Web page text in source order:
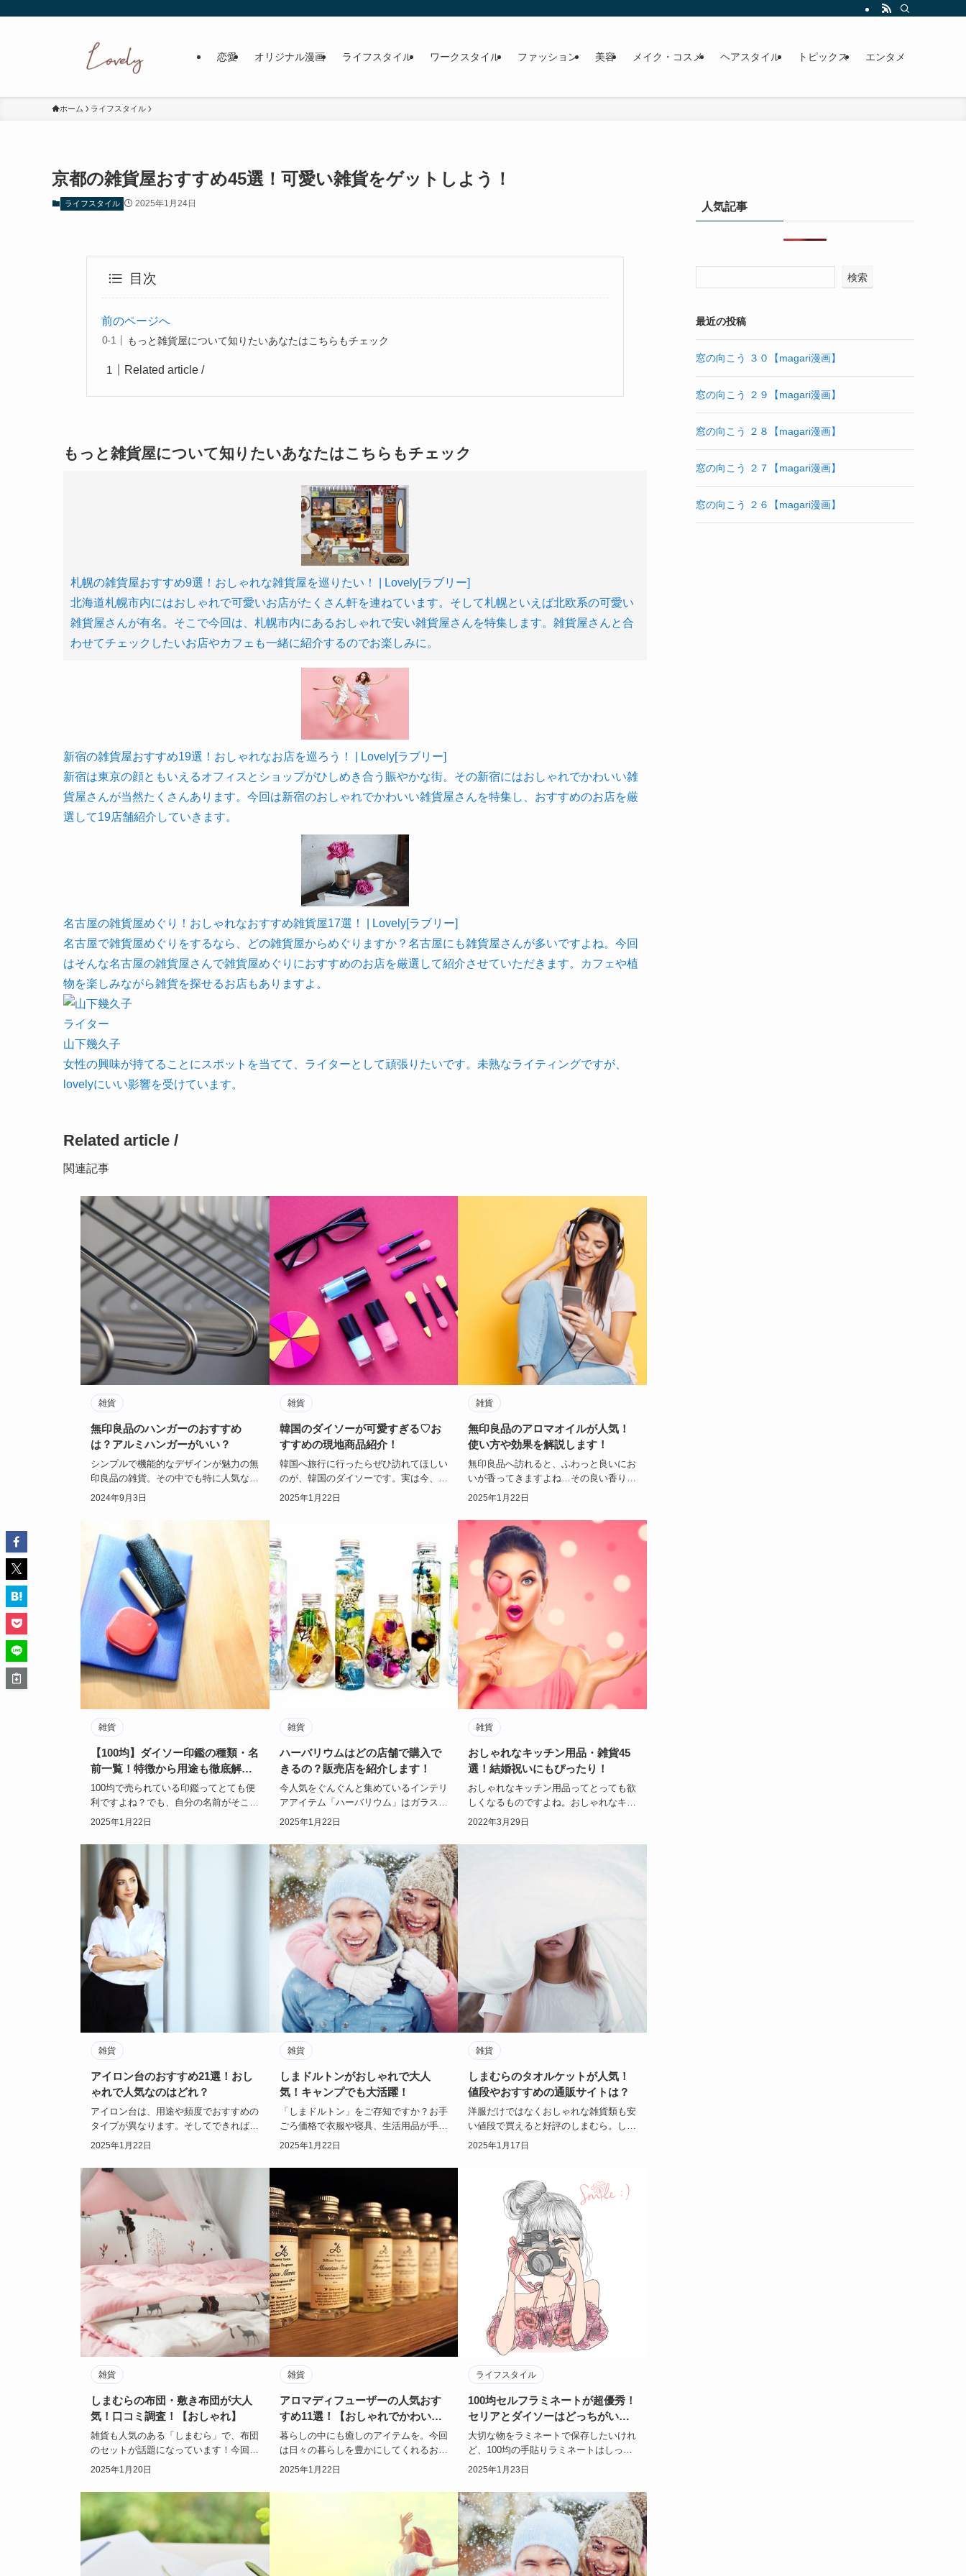
恋愛 オリジナル漫画 ライフスタイル ワークスタイル ファッション 美容 メイク・コスメ ヘアスタイル トピックス エンタメ
ホーム ライフスタイル
京都の雑貨屋おすすめ45選！可愛い雑貨をゲットしよう！
ライフスタイル 2025年1月24日
目次
前のページへ
もっと雑貨屋について知りたいあなたはこちらもチェック
Related article /
もっと雑貨屋について知りたいあなたはこちらもチェック
札幌の雑貨屋おすすめ9選！おしゃれな雑貨屋を巡りたい！ | Lovely[ラブリー]
北海道札幌市内にはおしゃれで可愛いお店がたくさん軒を連ねています。そして札幌といえば北欧系の可愛い
雑貨屋さんが有名。そこで今回は、札幌市内にあるおしゃれで安い雑貨屋さんを特集します。雑貨屋さんと合
わせてチェックしたいお店やカフェも一緒に紹介するのでお楽しみに。
新宿の雑貨屋おすすめ19選！おしゃれなお店を巡ろう！ | Lovely[ラブリー]
新宿は東京の顔ともいえるオフィスとショップがひしめき合う賑やかな街。その新宿にはおしゃれでかわいい雑
貨屋さんが当然たくさんあります。今回は新宿のおしゃれでかわいい雑貨屋さんを特集し、おすすめのお店を厳
選して19店舗紹介していきます。
名古屋の雑貨屋めぐり！おしゃれなおすすめ雑貨屋17選！ | Lovely[ラブリー]
名古屋で雑貨屋めぐりをするなら、どの雑貨屋からめぐりますか？名古屋にも雑貨屋さんが多いですよね。今回
はそんな名古屋の雑貨屋さんで雑貨屋めぐりにおすすめのお店を厳選して紹介させていただきます。カフェや植
物を楽しみながら雑貨を探せるお店もありますよ。
ライター
山下幾久子
女性の興味が持てることにスポットを当てて、ライターとして頑張りたいです。未熟なライティングですが、
lovelyにいい影響を受けています。
Related article /
関連記事
雑貨
無印良品のハンガーのおすすめ
は？アルミハンガーがいい？
シンプルで機能的なデザインが魅力の無
印良品の雑貨。その中でも特に人気なの
が、ハンガーです。無印良品のハンガー
2024年9月3日
雑貨
韓国のダイソーが可愛すぎる♡お
すすめの現地商品紹介！
韓国へ旅行に行ったらぜひ訪れてほしい
のが、韓国のダイソーです。実は今、韓
国のダイソーでのお買い物が楽しすぎる
2025年1月22日
雑貨
無印良品のアロマオイルが人気！
使い方や効果を解説します！
無印良品へ訪れると、ふわっと良いにお
いが香ってきますよね…その良い香りの
正体はそう、アロマオイルです！無印良
2025年1月22日
雑貨
【100均】ダイソー印鑑の種類・名
前一覧！特徴から用途も徹底解
説！
100均で売られている印鑑ってとても便
利ですよね？でも、自分の名前がそこに
売っているのかどうかは気になるとこ
2025年1月22日
雑貨
ハーバリウムはどの店舗で購入で
きるの？販売店を紹介します！
今人気をぐんぐんと集めているインテリ
アアイテム「ハーバリウム」はガラス瓶
に保存液と一緒に詰められた植物のイン
2025年1月22日
雑貨
おしゃれなキッチン用品・雑貨45
選！結婚祝いにもぴったり！
おしゃれなキッチン用品ってとっても欲
しくなるものですよね。おしゃれなキッ
チン用品は結婚祝いプレゼントにも大変
2022年3月29日
雑貨
アイロン台のおすすめ21選！おし
ゃれで人気なのはどれ？
アイロン台は、用途や頻度でおすすめの
タイプが異なります。そしてできれば、
おしゃれな物を選び、気分も上げたいで
2025年1月22日
雑貨
しまドルトンがおしゃれで大人
気！キャンプでも大活躍！
「しまドルトン」をご存知ですか？お手
ごろ価格で衣服や寝具、生活用品が手に
入るファッションセンターしまむらで販
2025年1月22日
雑貨
しまむらのタオルケットが人気！
値段やおすすめの通販サイトは？
洋服だけではなくおしゃれな雑貨類も安
い値段で買えると好評のしまむら。しま
むらのタオルケットが人気ですが、ディ
2025年1月17日
雑貨
しまむらの布団・敷き布団が大人
気！口コミ調査！【おしゃれ】
雑貨も人気のある「しまむら」で、布団
のセットが話題になっています！今回は
敷き布団や布団セットについて、気にな
2025年1月20日
雑貨
アロマディフューザーの人気おす
すめ11選！【おしゃれでかわい
い】
暮らしの中にも癒しのアイテムを。今回
は日々の暮らしを豊かにしてくれるおし
ゃれで人気のアロマディフューザーおす
2025年1月22日
ライフスタイル
100均セルフラミネートが超優秀！
セリアとダイソーはどっちがい
い？
大切な物をラミネートで保存したいけれ
ど、100均の手貼りラミネートはしっか
り保護してくれるのか不安…ということ
2025年1月23日
人気記事
検索
最近の投稿
窓の向こう ３０【magari漫画】
窓の向こう ２９【magari漫画】
窓の向こう ２８【magari漫画】
窓の向こう ２７【magari漫画】
窓の向こう ２６【magari漫画】